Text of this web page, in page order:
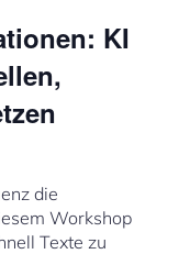
KI
die
Workshop
Texte zu